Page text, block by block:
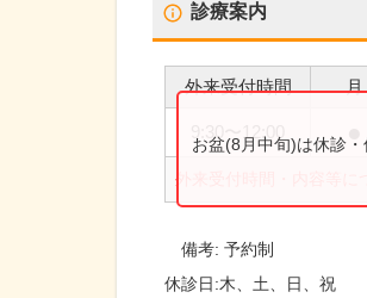
診療案内
外来受付時間 月
9:30 12:00
外来受付時間・内容等に
お盆(8月中旬)は休診
備考:予約制
休診日:木、土、日、祝